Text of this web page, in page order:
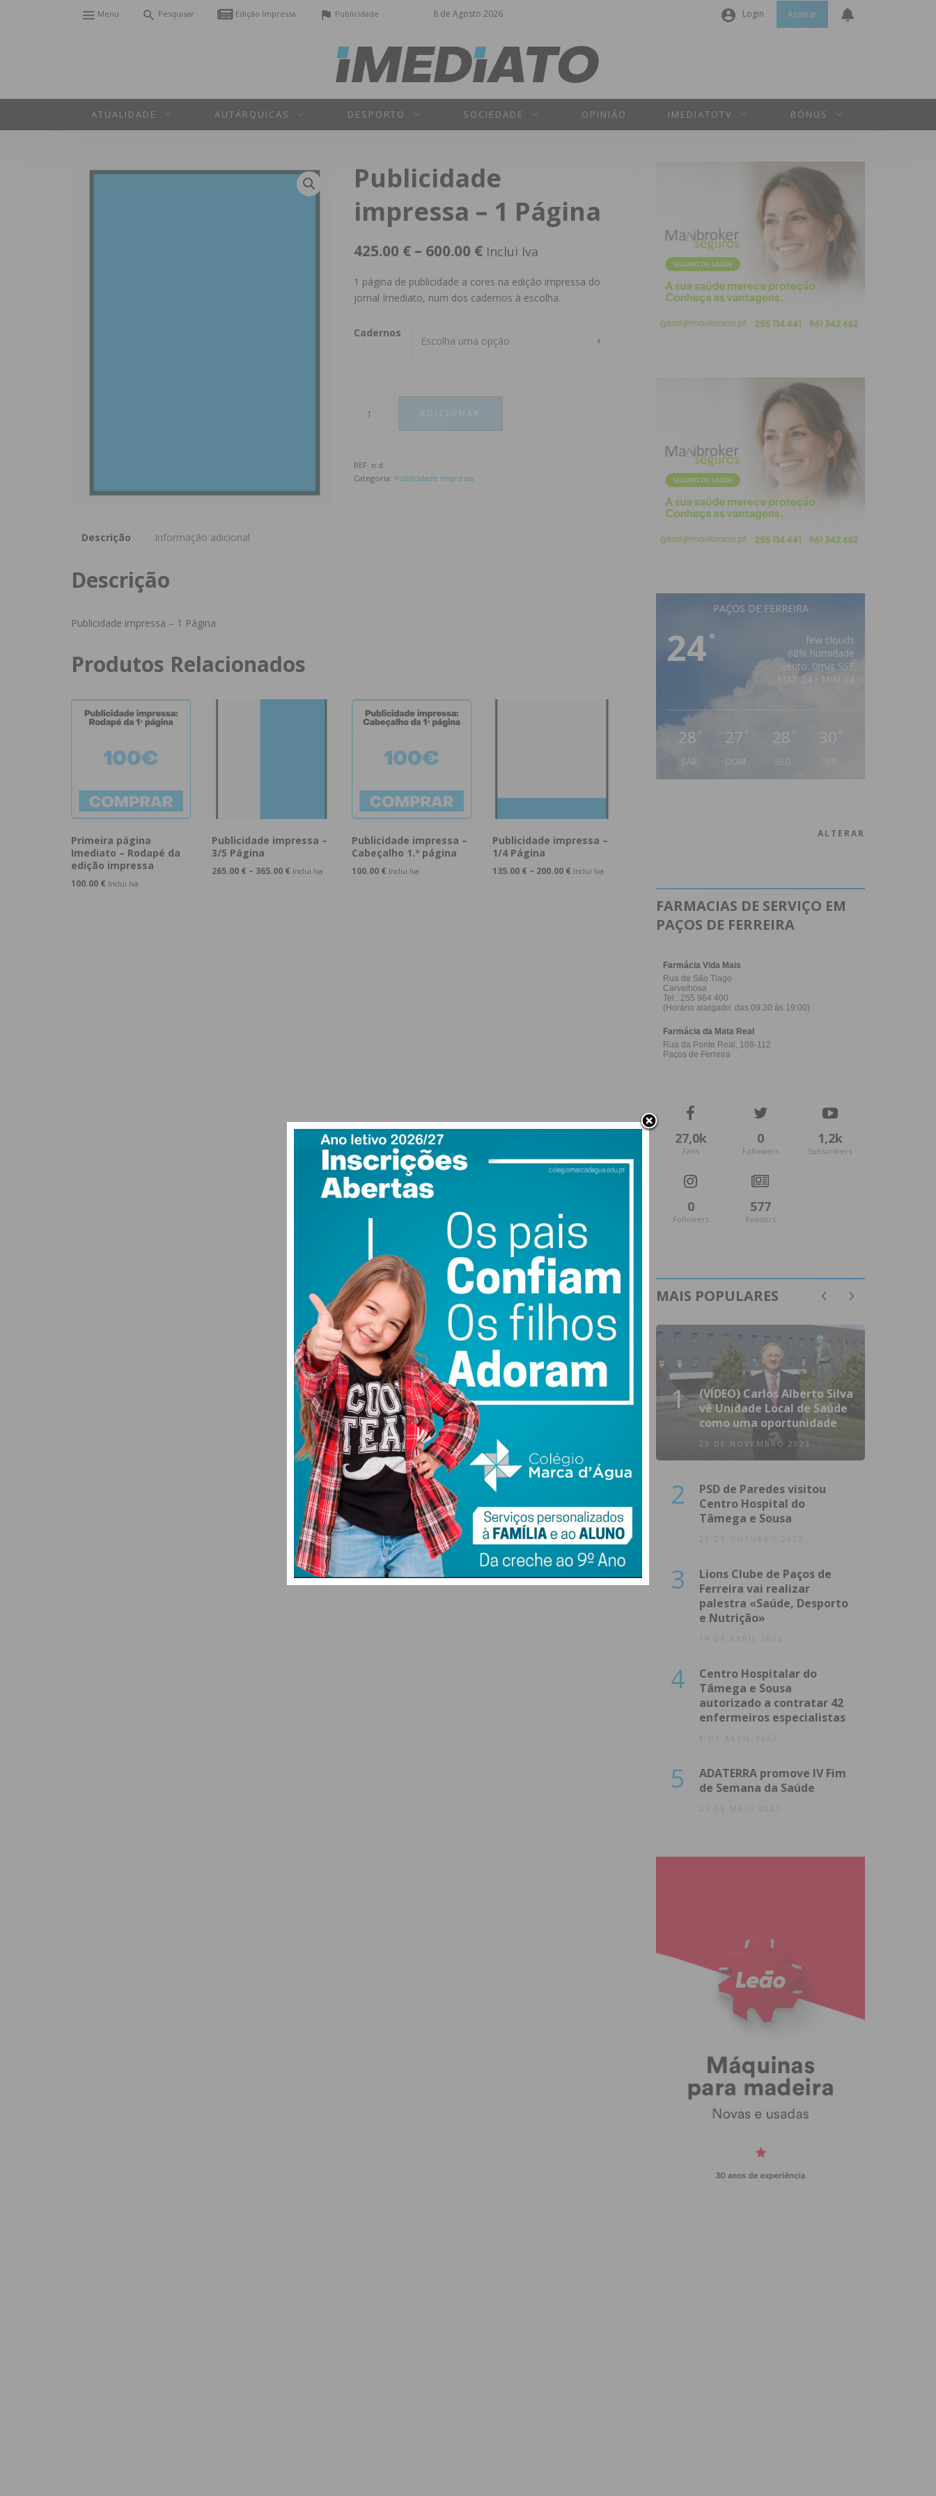
8 de Agosto 2026
Menu Pesquisar Edição Impressa Publicidade Login
Manter sessão
INICIAR SESSÃO
Perdeu a sua senha?
Assinar
ATUALIDADE AUTÁRQUICAS DESPORTO SOCIEDADE OPINIÃO IMEDIATOTV BÓNUS
Publicidade
impressa – 1 Página
425.00 € – 600.00 € Inclui Iva
1 página de publicidade a cores na edição impressa do
jornal Imediato, num dos cadernos à escolha.
Cadernos
REF: n.d.
Categoria: Publicidade impressa
Descrição Informação adicional
Descrição
Publicidade impressa – 1 Página
Produtos Relacionados
Primeira página
Imediato – Rodapé da
edição impressa
100.00 € Inclui Iva
Publicidade impressa –
3/5 Página
265.00 € – 365.00 € Inclui Iva
Publicidade impressa –
Cabeçalho 1.ª página
100.00 € Inclui Iva
Publicidade impressa –
1/4 Página
135.00 € – 200.00 € Inclui Iva
PAÇOS DE FERREIRA
24°
few clouds
68% humidade
vento: 0m/s SSE
MAX 24 • MIN 24
28 °
SÁB
27 °
DOM
28 °
SEG
30 °
ALTERAR
FARMACIAS DE SERVIÇO EM
PAÇOS DE FERREIRA
27,0k
Fans
0
Followers
1,2k
Subscribers
0
Followers
577
Readers
MAIS POPULARES
1
(VÍDEO) Carlos Alberto Silva
vê Unidade Local de Saúde
como uma oportunidade
23 DE NOVEMBRO 2023
2
PSD de Paredes visitou
Centro Hospital do
Tâmega e Sousa
23 DE OUTUBRO 2023
3
Lions Clube de Paços de
Ferreira vai realizar
palestra «Saúde, Desporto
e Nutrição»
14 DE ABRIL 2022
4
Centro Hospitalar do
Tâmega e Sousa
autorizado a contratar 42
enfermeiros especialistas
8 DE ABRIL 2022
5
ADATERRA promove IV Fim
de Semana da Saúde
21 DE MAIO 2021